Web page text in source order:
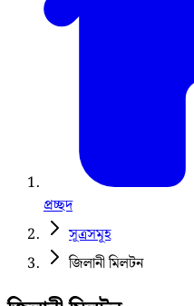
প্রচ্ছদ
সূত্রসমূহ
জিলানী মিলটন